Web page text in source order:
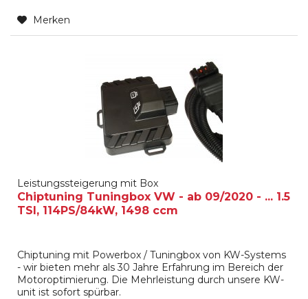
Merken
Leistungssteigerung mit Box
Chiptuning Tuningbox VW - ab 09/2020 - ... 1.5
TSI, 114PS/84kW, 1498 ccm
Chiptuning mit Powerbox / Tuningbox von KW-Systems
- wir bieten mehr als 30 Jahre Erfahrung im Bereich der
Motoroptimierung. Die Mehrleistung durch unsere KW-
unit ist sofort spürbar.